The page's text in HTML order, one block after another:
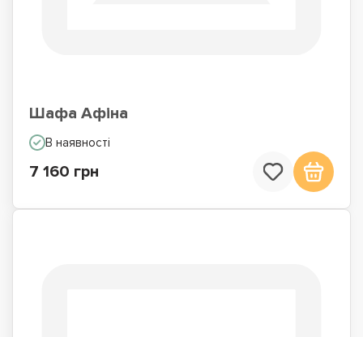
Шафа Афіна
В наявності
7 160 грн